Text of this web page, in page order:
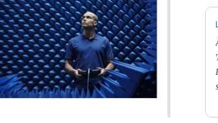
Promotion Orange Maroc: Recharge x25 +
Internet
Nouveau! Orange Maroc multiplie les recharges
de ses clients mobiles en prépayé par 25 et ce,
pour toute recharge de 30 Dh ou plus. De plus,
Orange offre, suite à n'importe quelle recharge,